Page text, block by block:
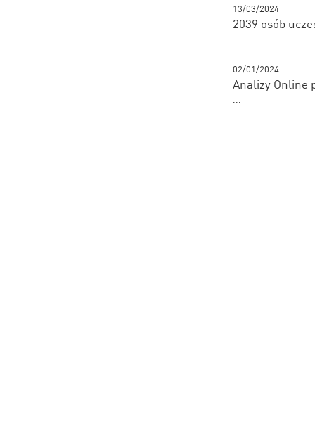
13/03/2024
2039 osób
...
02/01/2024
Analizy Online
...